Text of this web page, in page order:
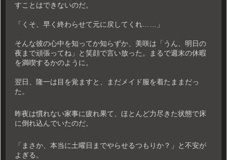
すことはできないのだ。
「くそ、早く終わらせて元に戻してくれ……」
そんな彼の心中を知ってか知らずか、美咲は「うん、明日の
夜まで頑張ってね」と笑顔で言い放った。まるで週末の休暇
を満喫するかのように。
翌日、隆一は目を覚ますと、まだメイド服を着たままだっ
た。
昨夜は慣れない家事に疲れ果て、ほとんど力尽きた状態で床
に倒れ込んでいたのだ。
「まさか、本当に土曜日までやらせるつもりか？」と不安が
よぎる。